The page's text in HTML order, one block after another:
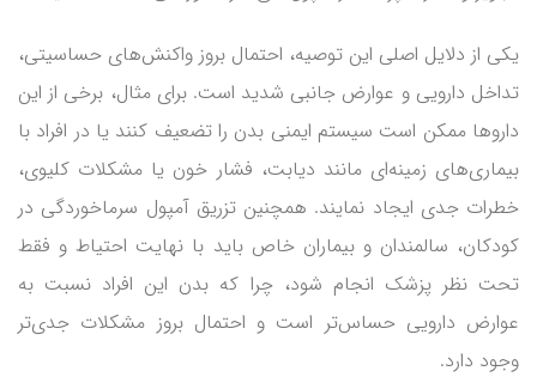
یکی از دلایل اصلی این توصیه، احتمال بروز واکنش‌های حساسیتی،
تداخل دارویی و عوارض جانبی شدید است. برای مثال، برخی از این
داروها ممکن است سیستم ایمنی بدن را تضعیف کنند یا در افراد با
بیماری‌های زمینه‌ای مانند دیابت، فشار خون یا مشکلات کلیوی،
خطرات جدی ایجاد نمایند. همچنین تزریق آمپول سرماخوردگی در
کودکان، سالمندان و بیماران خاص باید با نهایت احتیاط و فقط
تحت نظر پزشک انجام شود، چرا که بدن این افراد نسبت به
عوارض دارویی حساس‌تر است و احتمال بروز مشکلات جدی‌تر
وجود دارد.